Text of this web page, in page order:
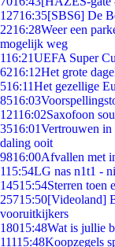
12716:35[SBS6] De
2216:28Weer een
mogelijk weg
116:21UEFA Super
6216:12Het grote
516:11Het gezellige
8516:03
12116:02Saxofoon
3516:01Vertrouwen in
daling ooit
9816:00Afvallen met
115:54LG nas n1t1 -
14515:54Sterren toen
25715:50[Videoland]
vooruitkijkers
18015:48Wat is jullie
11115:48Koopzegels